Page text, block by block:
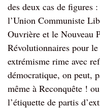
des deux cas de figures
l’Union Communiste
Ouvrière et le Nouveau
Révolutionnaires pour
extrémisme rime avec
démocratique, on peut,
même à Reconquête !
l’étiquette de partis